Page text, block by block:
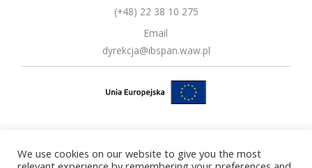
(+48) 22 38 10 275
Email
dyrekcja@ibspan.waw.pl
Copyright © 2026 Instytut Badań Systemowych Polskiej Akademii
We use cookies on our website to give you the most